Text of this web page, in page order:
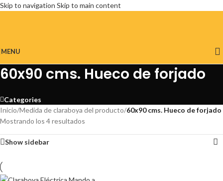
Skip to navigation Skip to main content
MENU
60x90 cms. Hueco de forjado
Categories
Inicio/Medida de claraboya del producto/60x90 cms. Hueco de forjado
Mostrando los 4 resultados
Show sidebar